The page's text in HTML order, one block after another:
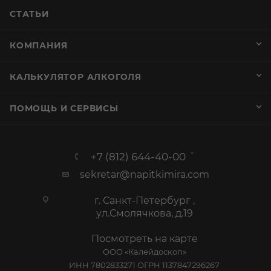
СТАТЬИ
КОМПАНИЯ
КАЛЬКУЛЯТОР АЛКОГОЛЯ
ПОМОЩЬ И СЕРВИСЫ
+7 (812) 644-40-00
sekretar@napitkimira.com
г. Санкт-Петербург ,
ул.Смолячкова, д.19
Посмотреть на карте
ООО «Калейдоскоп»
ИНН 7802833271 ОГРН 1137847296267